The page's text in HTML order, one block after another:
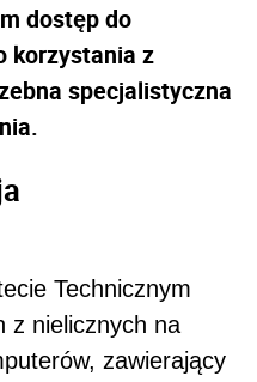
dostęp do
korzystania z
specjalistyczna
Technicznym
z nielicznych na
zawierający